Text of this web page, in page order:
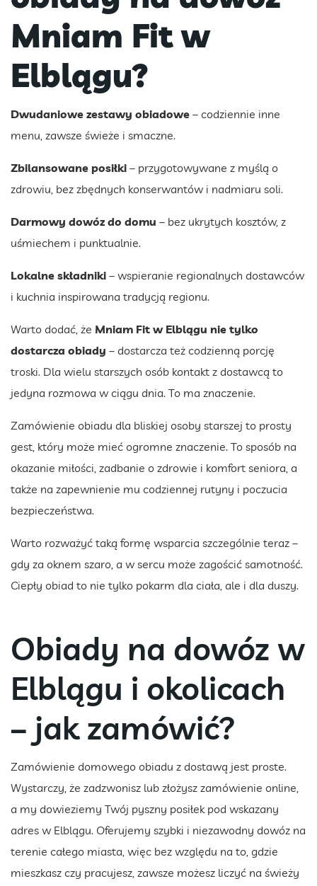
Mniam Fit w
Elblągu?
Dwudaniowe zestawy obiadowe – codziennie inne
menu, zawsze świeże i smaczne.
Zbilansowane posiłki – przygotowywane z myślą o
zdrowiu, bez zbędnych konserwantów i nadmiaru soli.
Darmowy dowóz do domu – bez ukrytych kosztów, z
uśmiechem i punktualnie.
Lokalne składniki – wspieranie regionalnych dostawców
i kuchnia inspirowana tradycją regionu.
Warto dodać, że Mniam Fit w Elblągu nie tylko
dostarcza obiady – dostarcza też codzienną porcję
troski. Dla wielu starszych osób kontakt z dostawcą to
jedyna rozmowa w ciągu dnia. To ma znaczenie.
Zamówienie obiadu dla bliskiej osoby starszej to prosty
gest, który może mieć ogromne znaczenie. To sposób na
okazanie miłości, zadbanie o zdrowie i komfort seniora, a
także na zapewnienie mu codziennej rutyny i poczucia
bezpieczeństwa.
Warto rozważyć taką formę wsparcia szczególnie teraz –
gdy za oknem szaro, a w sercu może zagościć samotność.
Ciepły obiad to nie tylko pokarm dla ciała, ale i dla duszy.
Obiady na dowóz w
Elblągu i okolicach
– jak zamówić?
Zamówienie domowego obiadu z dostawą jest proste.
Wystarczy, że zadzwonisz lub złożysz zamówienie online,
a my dowieziemy Twój pyszny posiłek pod wskazany
adres w Elblągu. Oferujemy szybki i niezawodny dowóz na
terenie całego miasta, więc bez względu na to, gdzie
mieszkasz czy pracujesz, zawsze możesz liczyć na świeży